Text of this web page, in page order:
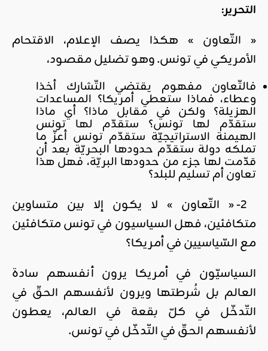
التحرير:
« التّعاون » هكذا يصف الإعلام، الاقتحام
الأمريكي في تونس. وهو تضليل مقصود،
فالتّعاون مفهوم يقتضي التّشارك أخذا
وعطاء، فماذا ستعطي أمريكا؟ المساعدات
الهزيلة؟ ولكن في مقابل ماذا؟ أي ماذا
ستقدّم لها تونس؟ ستقدّم لها تونس
الهيمنة الاستراتيجيّة ستقدّم تونس أعزّ ما
تملكه دولة ستقدّم حدودها البحريّة بعد أن
قدّمت لها جزء من حدودها البريّة، فهل هذا
تعاون أم تسليم للبلد؟
2- « التّعاون » لا يكون إلا بين متساوين
متكافئين، فهل السياسيون في تونس متكافئين
مع السّياسيين في أمريكا؟
السياسيّون في أمريكا يرون أنفسهم سادة
العالم بل شُرطتها ويرون لأنفسهم الحقّ في
التّدخّل في كلّ بقعة في العالم، يعطون
لأنفسهم الحقّ في التّدخّل في تونس.